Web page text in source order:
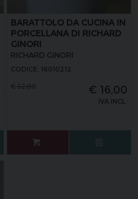
BARATTOLO DA CUCINA IN
PORCELLANA DI RICHARD
GINORI
RICHARD GINORI
CODICE: 16010212
€ 16,00
IVA INCL.